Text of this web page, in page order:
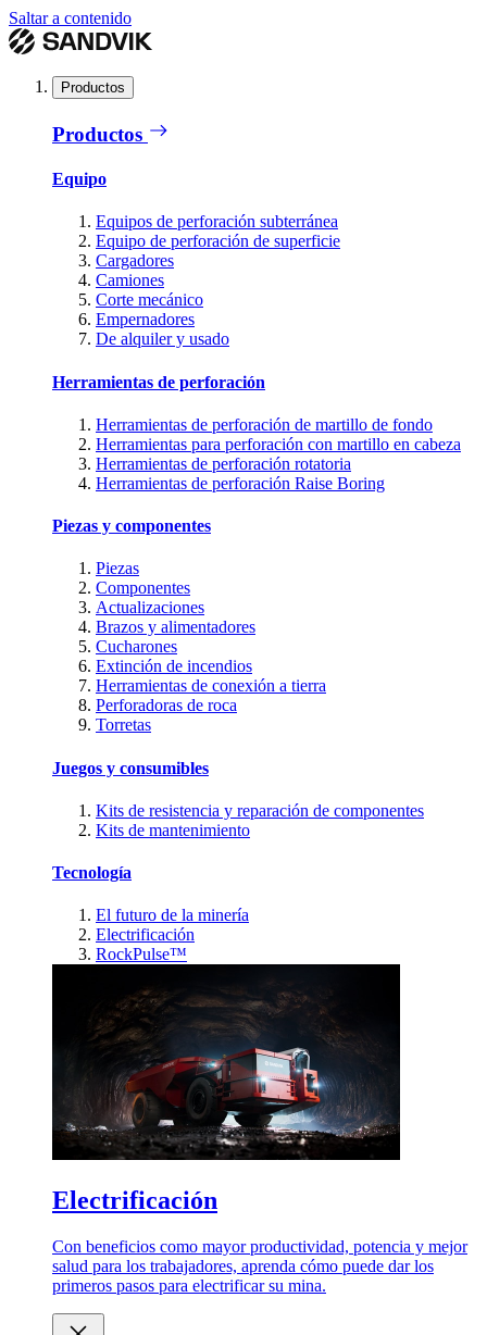
Saltar a contenido
Productos
Productos
Equipo
Equipos de perforación subterránea
Equipo de perforación de superficie
Cargadores
Camiones
Corte mecánico
Empernadores
De alquiler y usado
Herramientas de perforación
Herramientas de perforación de martillo de fondo
Herramientas para perforación con martillo en cabeza
Herramientas de perforación rotatoria
Herramientas de perforación Raise Boring
Piezas y componentes
Piezas
Componentes
Actualizaciones
Brazos y alimentadores
Cucharones
Extinción de incendios
Herramientas de conexión a tierra
Perforadoras de roca
Torretas
Juegos y consumibles
Kits de resistencia y reparación de componentes
Kits de mantenimiento
Tecnología
El futuro de la minería
Electrificación
RockPulse™
Electrificación
Con beneficios como mayor productividad, potencia y mejor
salud para los trabajadores, aprenda cómo puede dar los
primeros pasos para electrificar su mina.